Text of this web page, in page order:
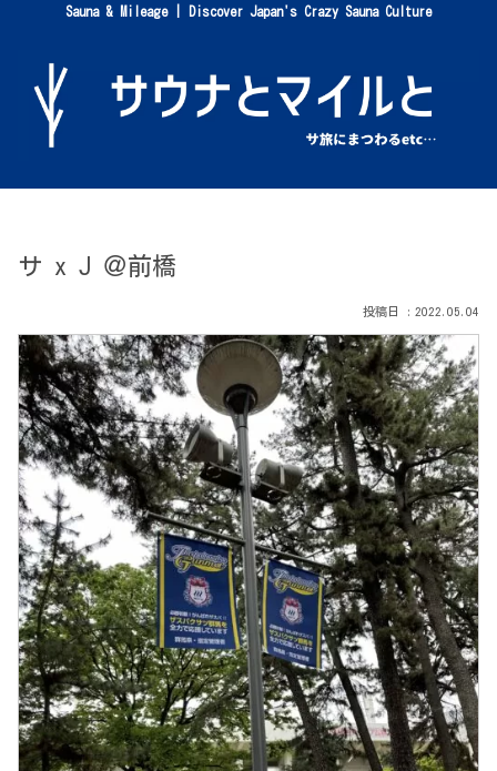
Sauna & Mileage | Discover Japan's Crazy Sauna Culture
サ x J ＠前橋
2022.05.04